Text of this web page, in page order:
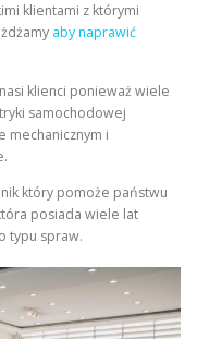
klientami z którymi
aby naprawić
klienci ponieważ wiele
samochodowej
mechanicznym i
który pomoże państwu
posiada wiele lat
typu spraw.